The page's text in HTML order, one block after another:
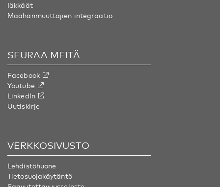
Iäkkäät
Maahanmuuttajien integraatio
SEURAA MEITÄ
Facebook
Youtube
LinkedIn
Uutiskirje
VERKKOSIVUSTO
Lehdistöhuone
Tietosuojakäytäntö